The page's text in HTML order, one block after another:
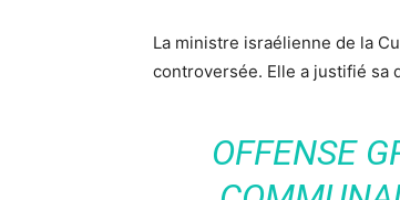
La ministre israélienne de la
controversée. Elle a justifié sa
OFFENSE